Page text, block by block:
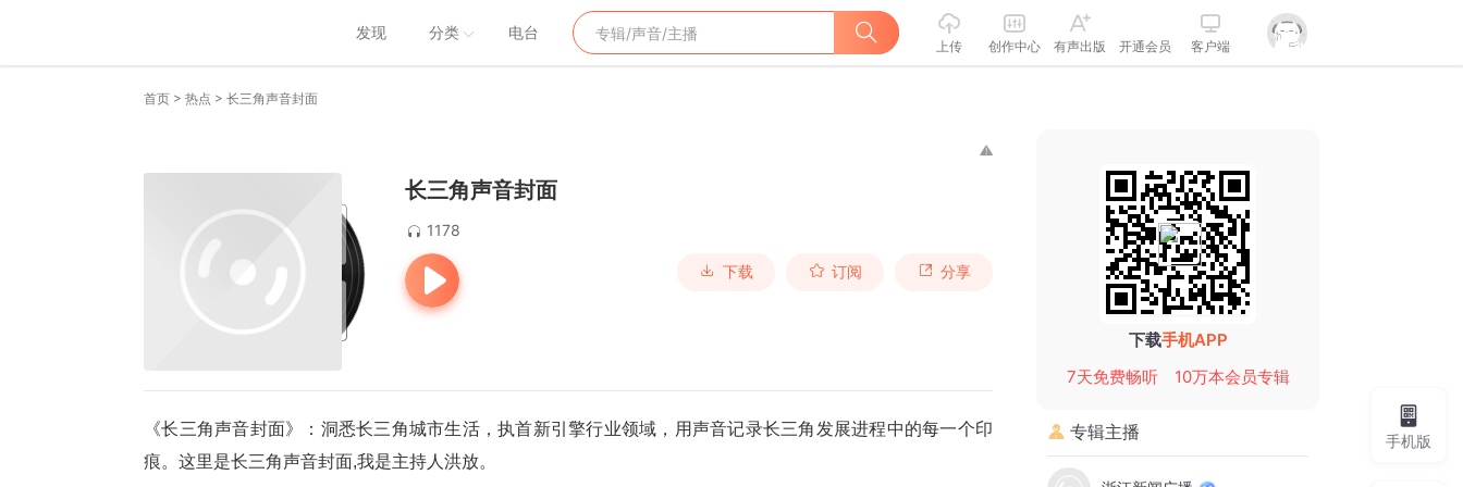
发现 分类 电台
上传 创作中心 有声出版 开通会员 客户端
首页 > 热点 > 长三角声音封面
长三角声音封面
1178
下载 订阅 分享
《长三角声音封面》：洞悉长三角城市生活，执首新引擎行业领域，用声音记录长三角发展进程中的每一个印
痕。这里是长三角声音封面,我是主持人洪放。
下载手机APP
7天免费畅听
10万本会员专辑
专辑主播 手机版